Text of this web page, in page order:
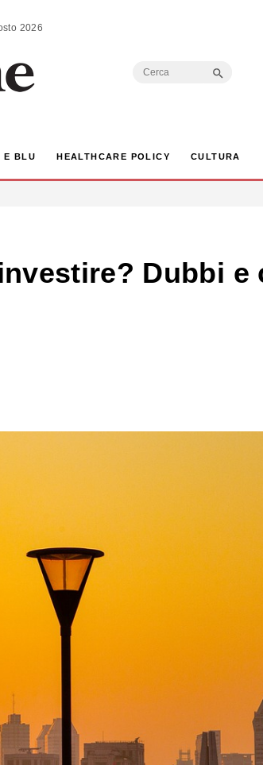
venerdì 7 Agosto 2026
Search
E BLU HEALTHCARE POLICY CULTURA
Dubbi e